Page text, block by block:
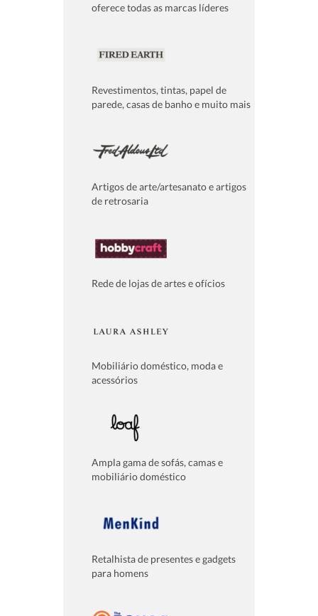
oferece todas as marcas líderes
Revestimentos, tintas, papel de
parede, casas de banho e muito mais
Artigos de arte/artesanato e artigos
de retrosaria
Rede de lojas de artes e ofícios
Mobiliário doméstico, moda e
acessórios
Ampla gama de sofás, camas e
mobiliário doméstico
Retalhista de presentes e gadgets
para homens